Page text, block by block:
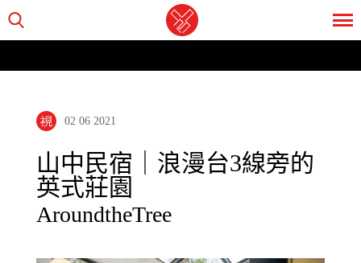
02 06 2021
山中民宿｜浪漫台3線旁的
英式莊園
AroundtheTree